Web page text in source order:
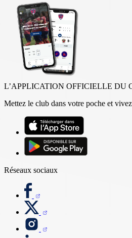
L’APPLICATION OFFICIELLE DU
Mettez le club dans votre poche et
Réseaux sociaux